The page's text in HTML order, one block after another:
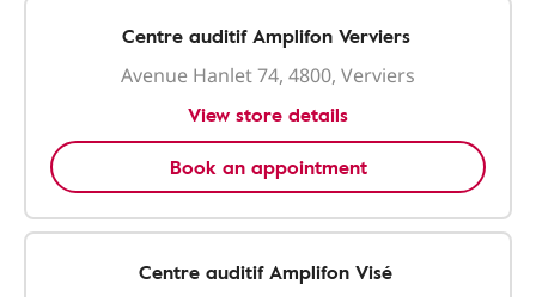
Centre auditif Amplifon Verviers
Avenue Hanlet 74, 4800, Verviers
View store details
Book an appointment
Centre auditif Amplifon Visé